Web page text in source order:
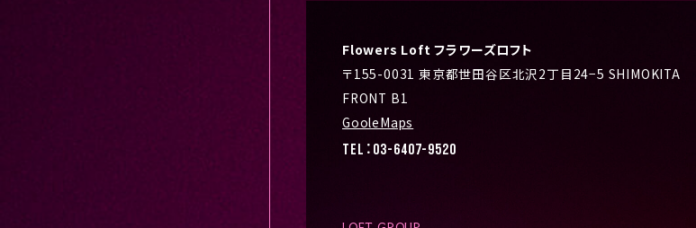
Flowers Loft フラワーズロフト
〒155-0031 東京都世田谷区北沢2丁目24−5 SHIMOKITA
FRONT B1
GooleMaps
TEL：03-6407-9520